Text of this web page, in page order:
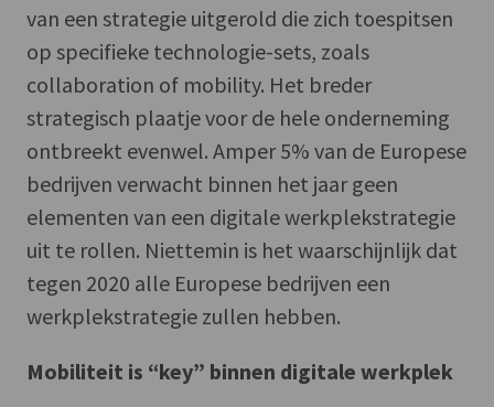
van een strategie uitgerold die zich toespitsen
op specifieke technologie-sets, zoals
collaboration of mobility. Het breder
strategisch plaatje voor de hele onderneming
ontbreekt evenwel. Amper 5% van de Europese
bedrijven verwacht binnen het jaar geen
elementen van een digitale werkplekstrategie
uit te rollen. Niettemin is het waarschijnlijk dat
tegen 2020 alle Europese bedrijven een
werkplekstrategie zullen hebben.
Mobiliteit is “key” binnen digitale werkplek